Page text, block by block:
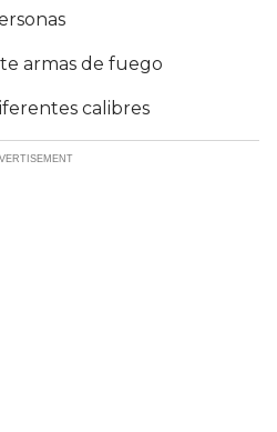
armas de fuego
calibres